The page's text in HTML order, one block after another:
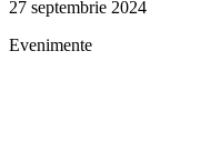
27 septembrie 2024
Evenimente